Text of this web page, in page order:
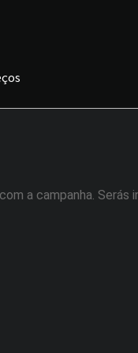
a campanha. Serás